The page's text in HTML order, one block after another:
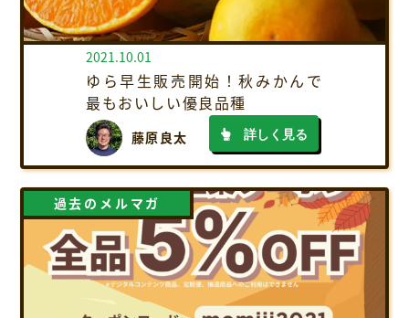
2021.10.01
ゆら早生販売開始！秋みかんで
最もおいしい優良品種
藤原良太 詳しく見る
過去のメルマガ